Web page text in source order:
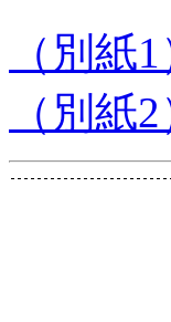
（別紙
（別紙